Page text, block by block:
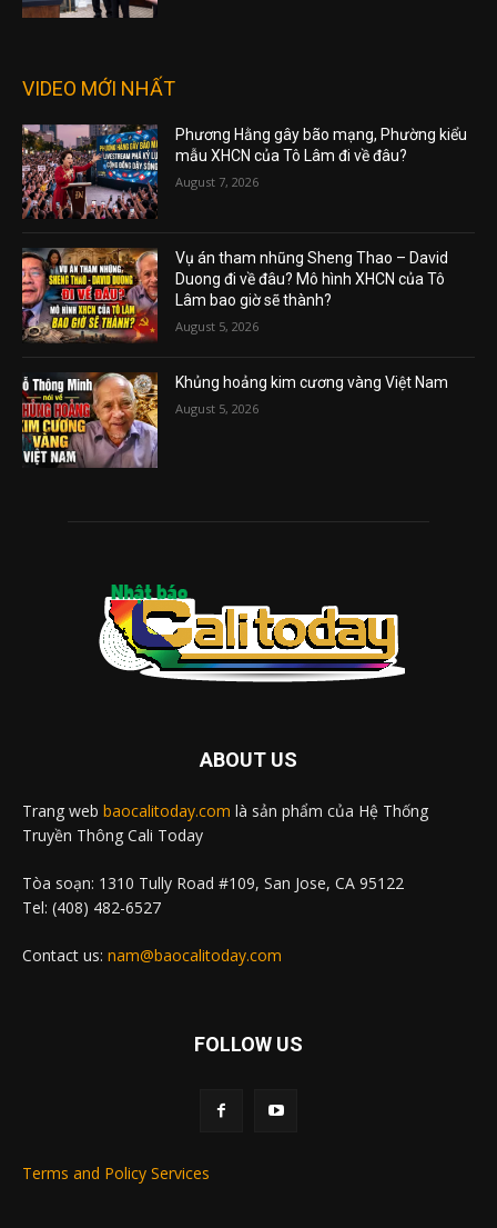
VIDEO MỚI NHẤT
Phương Hằng gây bão mạng, Phường kiểu
mẫu XHCN của Tô Lâm đi về đâu?
August 7, 2026
Vụ án tham nhũng Sheng Thao – David
Duong đi về đâu? Mô hình XHCN của Tô
Lâm bao giờ sẽ thành?
August 5, 2026
Khủng hoảng kim cương vàng Việt Nam
August 5, 2026
ABOUT US
Trang web baocalitoday.com là sản phẩm của Hệ Thống
Truyền Thông Cali Today
Tòa soạn: 1310 Tully Road #109, San Jose, CA 95122
Tel: (408) 482-6527
Contact us: nam@baocalitoday.com
FOLLOW US
Terms and Policy Services